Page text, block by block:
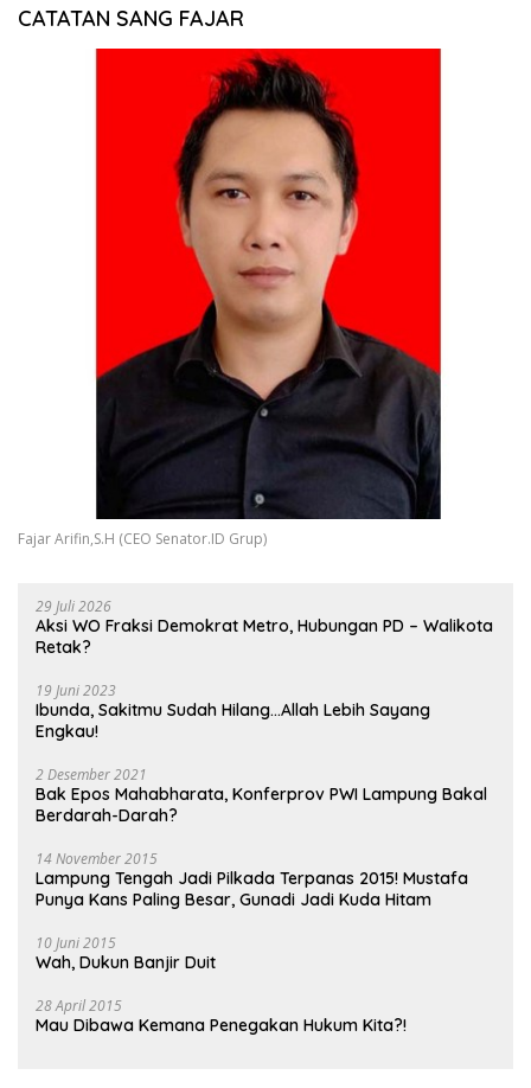
CATATAN SANG FAJAR
Fajar Arifin,S.H (CEO Senator.ID Grup)
29 Juli 2026
Aksi WO Fraksi Demokrat Metro, Hubungan PD – Walikota
Retak?
19 Juni 2023
Ibunda, Sakitmu Sudah Hilang…Allah Lebih Sayang
Engkau!
2 Desember 2021
Bak Epos Mahabharata, Konferprov PWI Lampung Bakal
Berdarah-Darah?
14 November 2015
Lampung Tengah Jadi Pilkada Terpanas 2015! Mustafa
Punya Kans Paling Besar, Gunadi Jadi Kuda Hitam
10 Juni 2015
Wah, Dukun Banjir Duit
28 April 2015
Mau Dibawa Kemana Penegakan Hukum Kita?!